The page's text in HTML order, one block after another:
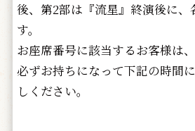
後、第2部は『流星』終演後に、
す。
お座席番号に該当するお客様は
必ずお持ちになって下記の時間
しください。